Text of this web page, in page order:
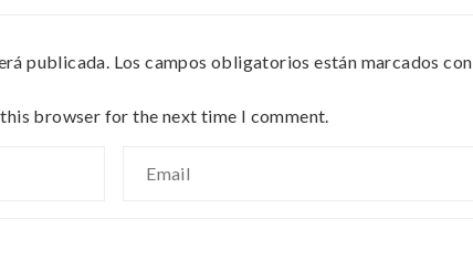
publicada. Los campos obligatorios están marcados con
browser for the next time I comment.